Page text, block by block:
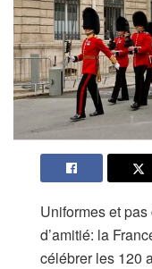
Uniformes et
d’amitié: la
célébrer les 120